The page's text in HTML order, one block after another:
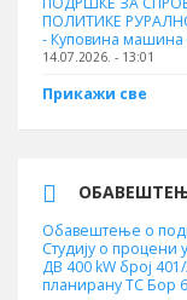
ПОЛИТИКЕ
- Куповина
14.07.2026. - 13:01
Прикажи све
Обавештење о
Студију о процени
ДВ 400 kW број
планирану ТС Бор 6